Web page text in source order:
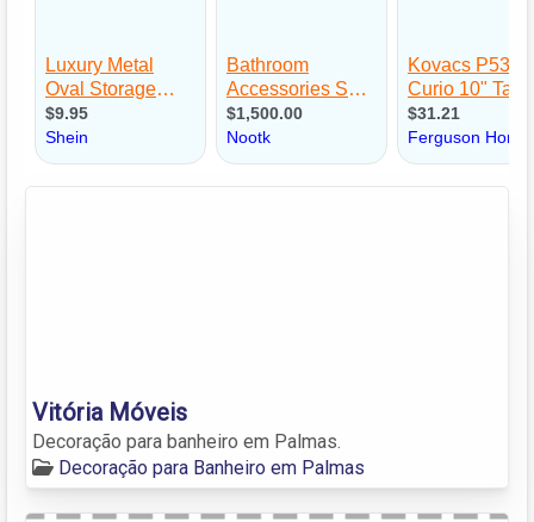
Vitória Móveis
Decoração para banheiro em Palmas.
Decoração para Banheiro em Palmas